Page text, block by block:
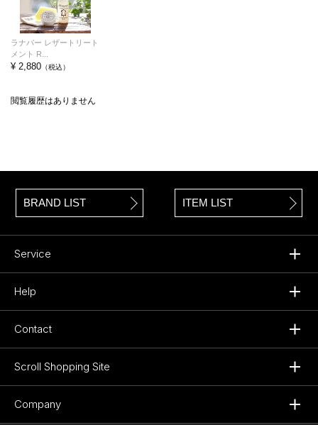
ラナパー レザートリート
メント R...
¥ 2,880 （税込）
閲覧履歴はありません
BRAND LIST ITEM LIST
Service
Help
Contact
Scroll Shopping Site
Company